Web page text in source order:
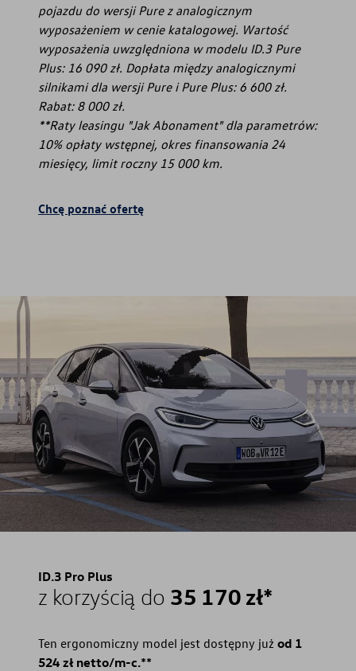
pojazdu do wersji Pure z analogicznym
wyposażeniem w cenie katalogowej. Wartość
wyposażenia uwzględniona w modelu ID.3 Pure
Plus: 16 090 zł. Dopłata między analogicznymi
silnikami dla wersji Pure i Pure Plus: 6 600 zł.
Rabat: 8 000 zł.
**Raty leasingu "Jak Abonament" dla parametrów:
10% opłaty wstępnej, okres finansowania 24
miesięcy, limit roczny 15 000 km.
Chcę poznać ofertę
ID.3 Pro Plus
z korzyścią do 35 170 zł*
Ten ergonomiczny model jest dostępny już od 1
524 zł netto/m-c.**